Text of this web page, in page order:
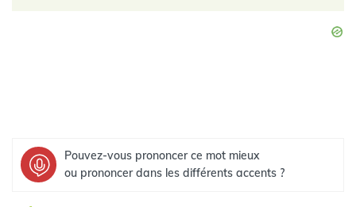
Pouvez-vous prononcer ce mot mieux
ou prononcer dans les différents accents ?